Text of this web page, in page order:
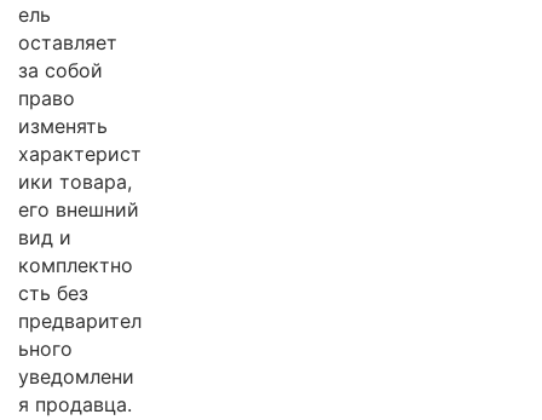
ель
оставляет
за собой
право
изменять
характерист
ики товара,
его внешний
вид и
комплектно
сть без
предварител
ьного
уведомлени
я продавца.